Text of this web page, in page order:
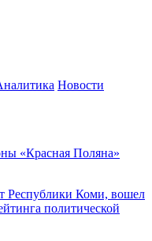
Новости
«Красная Поляна»
Республики Коми, вошел
политической